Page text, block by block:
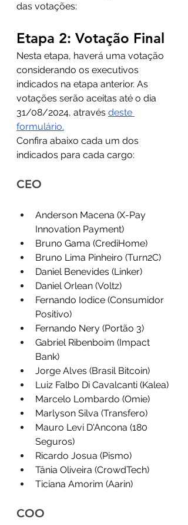
das votações:
Etapa 2: Votação Final
Nesta etapa, haverá uma votação
considerando os executivos
indicados na etapa anterior. As
votações serão aceitas até o dia
31/08/2024, através deste
formulário.
Confira abaixo cada um dos
indicados para cada cargo:
CEO
Anderson Macena (X-Pay
Innovation Payment)
Bruno Gama (CrediHome)
Bruno Lima Pinheiro (Turn2C)
Daniel Benevides (Linker)
Daniel Orlean (Voltz)
Fernando Iodice (Consumidor
Positivo)
Fernando Nery (Portão 3)
Gabriel Ribenboim (Impact
Bank)
Jorge Alves (Brasil Bitcoin)
Luiz Falbo Di Cavalcanti (Kalea)
Marcelo Lombardo (Omie)
Marlyson Silva (Transfero)
Mauro Levi D'Ancona (180
Seguros)
Ricardo Josua (Pismo)
Tânia Oliveira (CrowdTech)
Ticiana Amorim (Aarin)
COO